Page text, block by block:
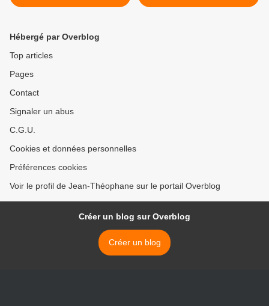
États unis
menace l'ex-Urss >
Hébergé par Overblog
Top articles
Pages
Contact
Signaler un abus
C.G.U.
Cookies et données personnelles
Préférences cookies
Voir le profil de Jean-Théophane sur le portail Overblog
Créer un blog sur Overblog
Créer un blog